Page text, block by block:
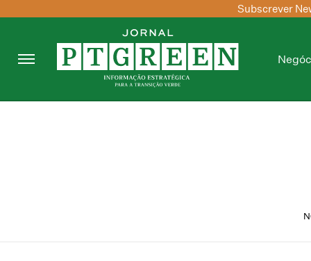
Subscrever